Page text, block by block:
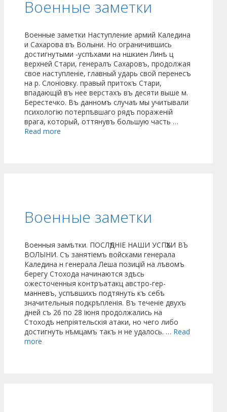
Военные заметки
Военные заметки Наступление армий Каледина
и Сахарова въ Волыни. Но ограничившись
достигнутыми -успѣхами на ншкиен Линѣ ц
верхней Стари, генералъ Сахаровъ, продолжая
свое наступленіе, главный ударь свой перенесъ
на р. Слоніовку. правый притокъ Стари,
впадающій въ нее верстахъ въ десяти выше м.
Берестечко. Въ данномъ случаѣ мы учитывали
психологію потерпѣвшаго рядъ пораженій
врага, который, оттянувъ большую часть …
Read more
Военные заметки
Военныя замѣтки. ПОСЛѢДНІЕ НАШИ УСПѢХИ ВЪ
ВОЛЫНИ. Съ занятіемъ войсками генерала
Каледина н генерала Леша позицій на лѣвомъ
берегу Стохода начинаются здѣсь
ожесточенныя контръатакц австро-гер-
манневъ, успѣвшихъ подтянуть къ себѣ
значительныя подкрѣпленія. Въ теченіе двухъ
дней съ 26 по 28 іюня продолжались на
Стоходѣ непріятельскія атаки, но чего либо
достигнуть нѣмцамъ такъ н не удалось. … Read
more